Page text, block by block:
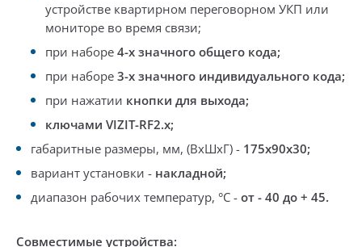
устройстве квартирном переговорном УКП или
мониторе во время связи;
при наборе 4-х значного общего кода;
при наборе 3-х значного индивидуального кода;
при нажатии кнопки для выхода;
ключами VIZIT-RF2.x;
габаритные размеры, мм, (ВхШхГ) - 175х90х30;
вариант установки - накладной;
диапазон рабочих температур, °C - от - 40 до + 45.
Совместимые устройства: